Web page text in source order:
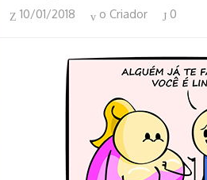
10/01/2018 o Criador 0